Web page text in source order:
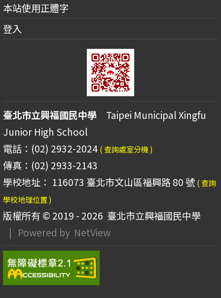
本站使用正體字
登入
臺北市立興福國民中學 Taipei Municipal Xingfu
Junior High School
電話：(02) 2932-2024 ( 查詢處室分機 )
傳真：(02) 2933-2143
學校地址： 116073 臺北市文山區福興路 80 號 ( 查詢
學校地理位置 )
版權所有 © 2019 - 2026 臺北市立興福國民中學
| Powered by NetView